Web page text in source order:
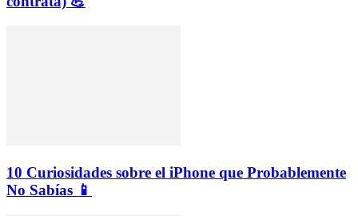
10 Curiosidades sobre el iPhone que Probablemente
No Sabías 📱